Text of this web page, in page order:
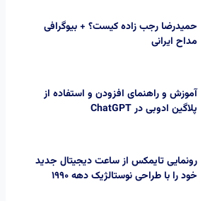
حمیدرضا رجب‌ زاده کیست؟ + بیوگرافی
مداح ایرانی
آموزش و راهنمای افزودن و استفاده از
پلاگین ادوبی در ChatGPT
رونمایی تایمکس از ساعت‌ دیجیتال جدید
خود را با طراحی نوستالژیک دهه 1990